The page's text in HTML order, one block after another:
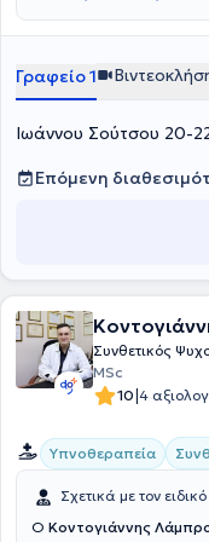
αυτογνωσίας, της
ανάλυση, θα μπει σε
Γραφείο 1
Ιωάννου Σούτσου 20-
Επόμενη
Συνθετικός
MSc
10|4
Υπνοθεραπεία
Σχετικά με τον ειδικό
Ο Κοντογιάννης